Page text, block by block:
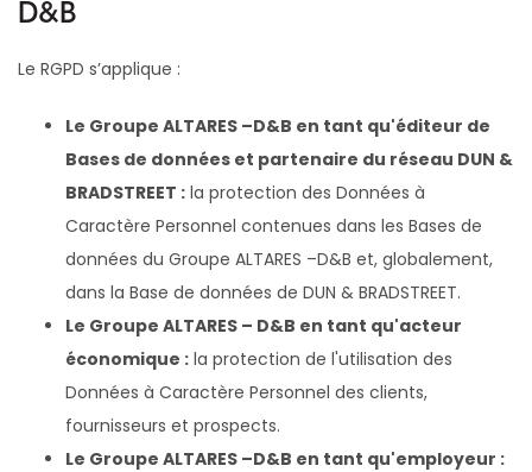
D&B
Le RGPD s’applique :
Le Groupe ALTARES –D&B en tant qu'éditeur de
Bases de données et partenaire du réseau DUN &
BRADSTREET : la protection des Données à
Caractère Personnel contenues dans les Bases de
données du Groupe ALTARES –D&B et, globalement,
dans la Base de données de DUN & BRADSTREET.
Le Groupe ALTARES – D&B en tant qu'acteur
économique : la protection de l'utilisation des
Données à Caractère Personnel des clients,
fournisseurs et prospects.
Le Groupe ALTARES –D&B en tant qu'employeur :